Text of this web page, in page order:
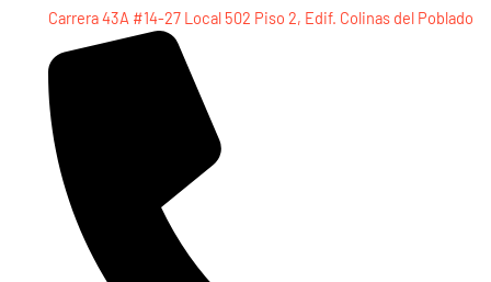
Carrera 43A #14-27 Local 502 Piso 2, Edif. Colinas del Poblado